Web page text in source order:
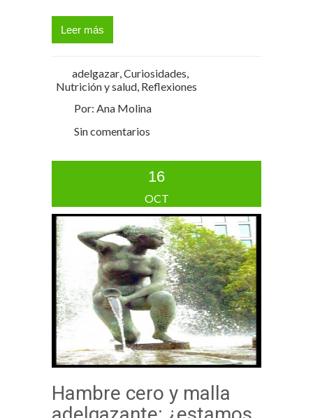
Leer más
adelgazar,Curiosidades,
Nutrición y salud Reflexiones
Por: Ana Molina
Sin comentarios
16
OCT
Hambre cero y malla